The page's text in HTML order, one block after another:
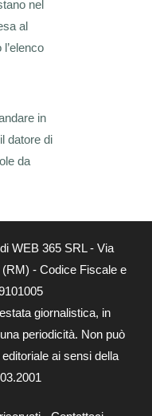
nel
al
in
datore di
da
WEB 365 SRL - Via
- Codice Fiscale e
giornalistica, in
periodicità. Non può
ai sensi della